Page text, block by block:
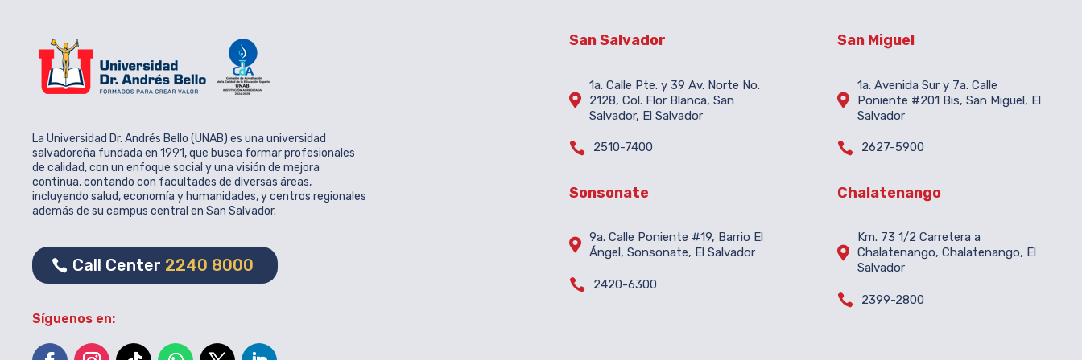
La Universidad Dr. Andrés Bello (UNAB) es una universidad
salvadoreña fundada en 1991, que busca formar profesionales
de calidad, con un enfoque social y una visión de mejora
continua, contando con facultades de diversas áreas,
incluyendo salud, economía y humanidades, y centros regionales
además de su campus central en San Salvador.
Call Center 2240 8000
Síguenos en:
San Salvador

1a. Calle Pte. y 39 Av. Norte No.
2128, Col. Flor Blanca, San
Salvador, El Salvador
 2510-7400
Sonsonate
 9a. Calle Poniente #19, Barrio El
Ángel, Sonsonate, El Salvador
 2420-6300
San Miguel

1a. Avenida Sur y 7a. Calle
Poniente #201 Bis, San Miguel, El
Salvador
 2627-5900
Chalatenango

Km. 73 1/2 Carretera a
Chalatenango, Chalatenango, El
Salvador
 2399-2800